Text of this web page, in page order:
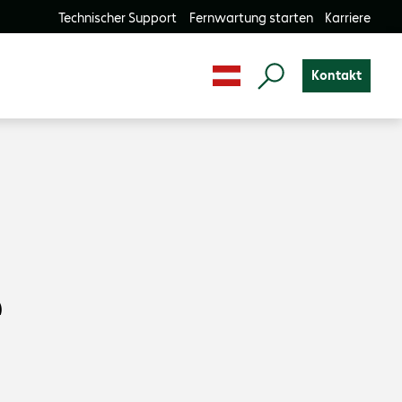
Technischer Support Fernwartung starten Karriere
Kontakt